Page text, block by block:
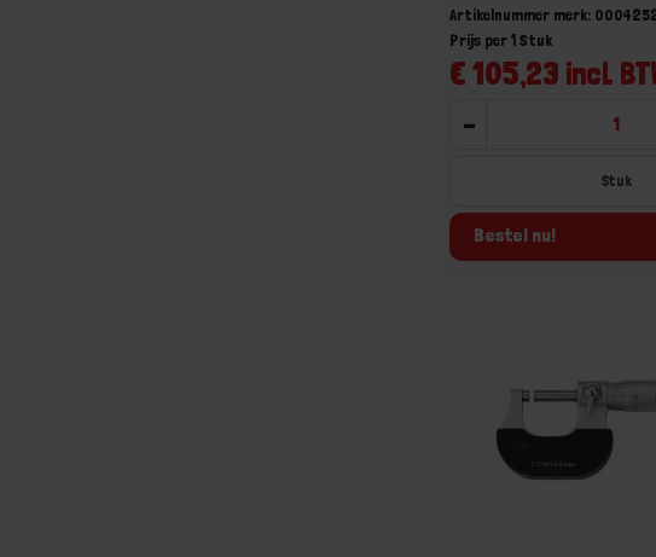
Artikelnummer merk:
€ 105,23 incl.
Prijs per 1 Stuk
-
Stuk
Bestel nu!